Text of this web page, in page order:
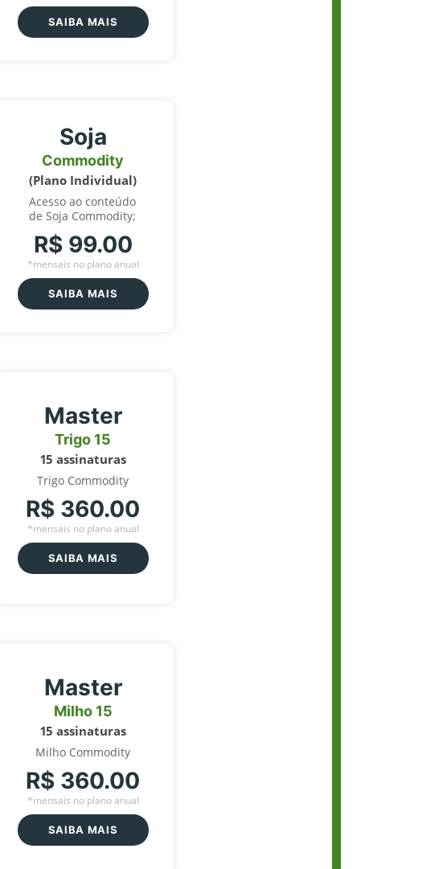
SAIBA MAIS
Soja
Commodity
(Plano Individual)
Acesso ao conteúdo
de Soja Commodity;
R$ 99.00
*mensais no plano anual
SAIBA MAIS
Master
Trigo 15
15 assinaturas
Trigo Commodity
R$ 360.00
*mensais no plano anual
SAIBA MAIS
Master
Milho 15
15 assinaturas
Milho Commodity
R$ 360.00
*mensais no plano anual
SAIBA MAIS